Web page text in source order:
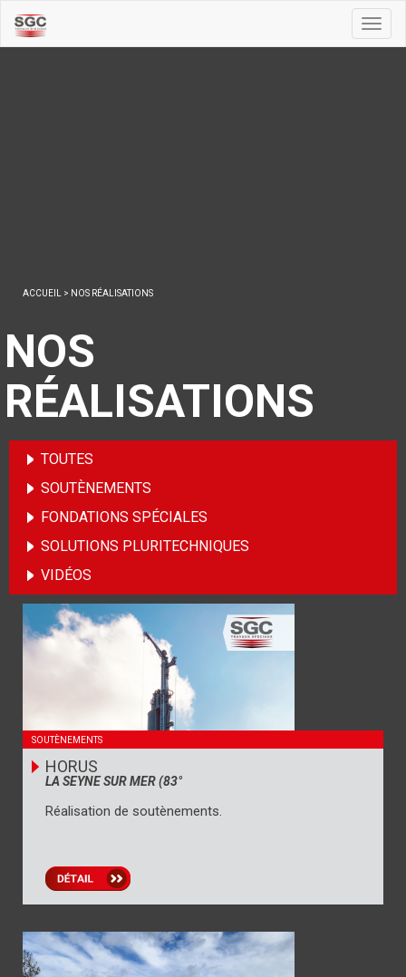
Toggle
ACCUEIL > NOS RÉALISATIONS
NOS
RÉALISATIONS
TOUTES
SOUTÈNEMENTS
FONDATIONS SPÉCIALES
SOLUTIONS PLURITECHNIQUES
VIDÉOS
SOUTÈNEMENTS
HORUS
LA SEYNE SUR MER (83°
Réalisation de soutènements.